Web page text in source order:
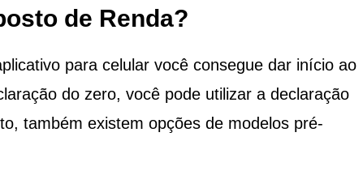
de Renda?
para celular você consegue dar início ao
do zero, você pode utilizar a declaração
também existem opções de modelos pré-